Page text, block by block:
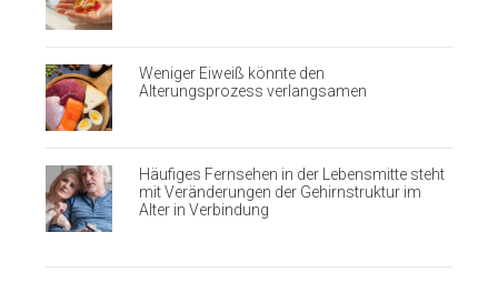
Weniger Eiweiß könnte den
Alterungsprozess verlangsamen
Häufiges Fernsehen in der Lebensmitte steht
mit Veränderungen der Gehirnstruktur im
Alter in Verbindung